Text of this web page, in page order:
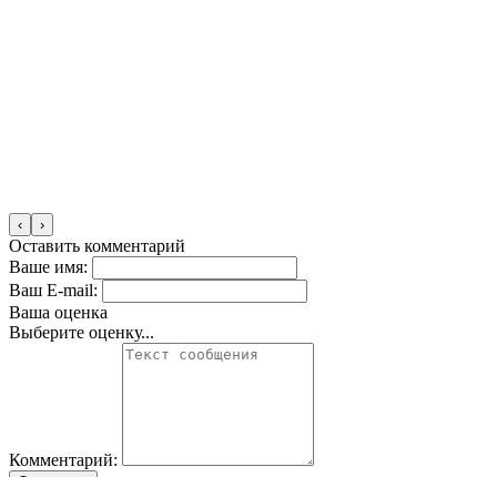
‹ ›
Оставить комментарий
Ваше имя:
Ваш E-mail:
Ваша оценка
Выберите оценку...
Комментарий: